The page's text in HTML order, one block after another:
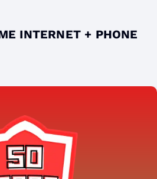
INTERNET + PHONE